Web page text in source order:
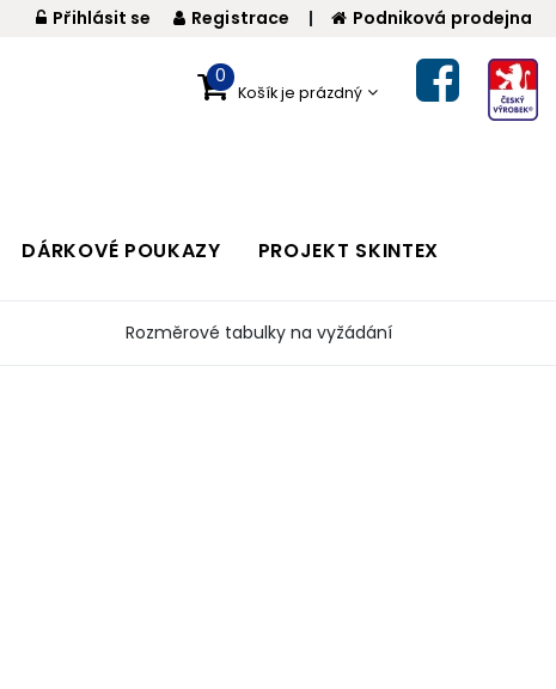
Přihlásit se Registrace | Podniková prodejna
0
Košík je prázdný
DÁRKOVÉ POUKAZY PROJEKT SKINTEX
Rozměrové tabulky na vyžádání